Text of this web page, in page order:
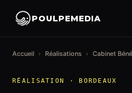
POULPEMEDIA
Accueil › Réalisations › Cabinet
RÉALISATION · BORDEAUX